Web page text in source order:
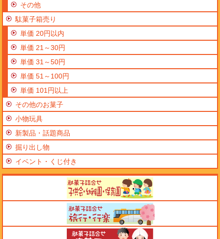
その他
駄菓子箱売り
単価 20円以内
単価 21～30円
単価 31～50円
単価 51～100円
単価 101円以上
その他のお菓子
小物玩具
新製品・話題商品
掘り出し物
イベント・くじ付き